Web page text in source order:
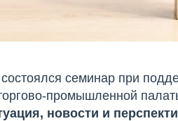
состоялся семинар при
промышленной
новости и